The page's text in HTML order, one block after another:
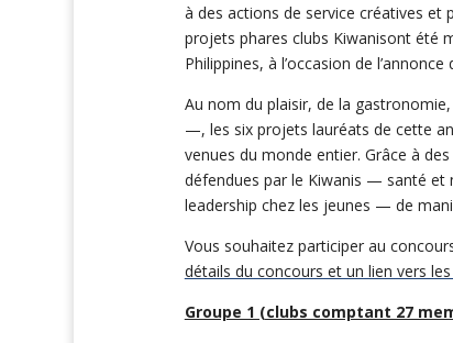
à des actions de service créatives et
projets phares clubs Kiwanisont été
Philippines, à l’occasion de
Au nom du plaisir, de la
—, les six projets lauréats de cette
venues du monde entier. Grâce à
défendues par le Kiwanis — santé et
leadership chez les jeunes — de
Vous souhaitez participer au
détails du concours et un lien vers
Groupe 1 (clubs comptant 27